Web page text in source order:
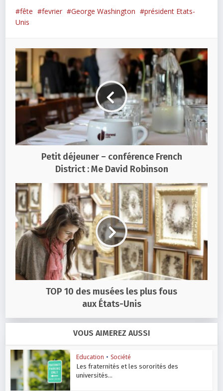
fête fevrier George Washington
président Etats-
Unis
Petit déjeuner – conférence French
District : Me David Robinson
TOP 10 des musées les plus fous
aux États-Unis
VOUS AIMEREZ AUSSI
Education • Société
Les fraternités et les sororités des
universités...